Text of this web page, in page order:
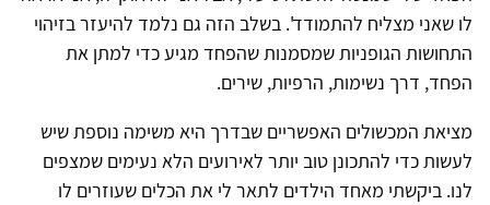
לו שאני מצליח להתמודד'. בשלב הזה גם נלמד להיעזר בזיהוי
התחושות הגופניות שמסמנות שהפחד מגיע כדי למתן את
הפחד, דרך נשימות, הרפיות, שירים.
מציאת המכשולים האפשריים שבדרך היא משימה נוספת שיש
לעשות כדי להתכונן טוב יותר לאירועים הלא נעימים שמצפים
לנו. ביקשתי מאחד הילדים לתאר לי את הכלים שעוזרים לו